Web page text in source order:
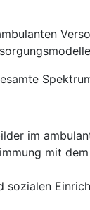
im
mit
sozialen